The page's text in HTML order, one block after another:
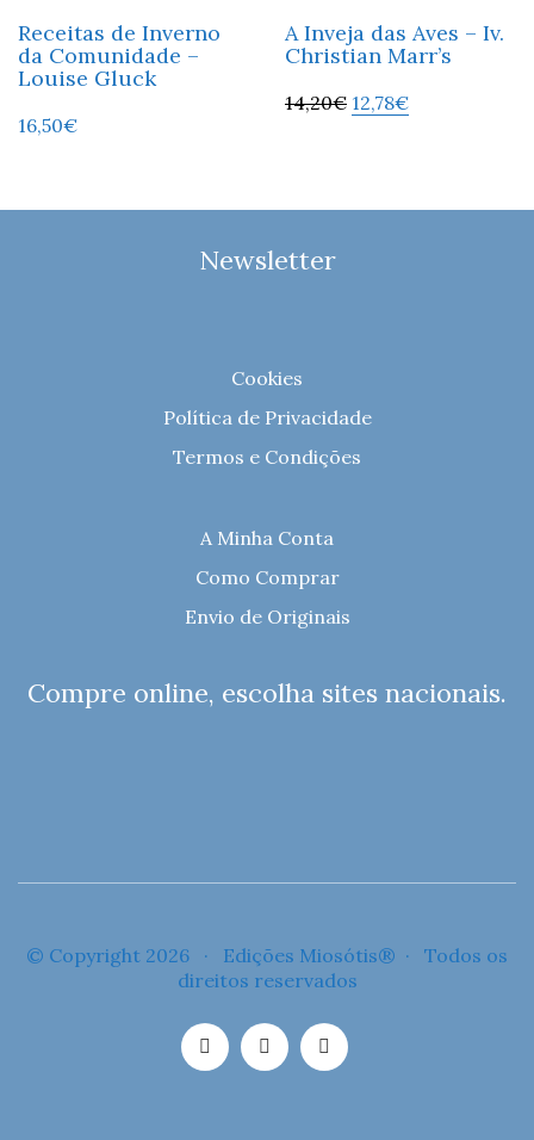
Receitas de Inverno
da Comunidade –
Louise Gluck
16,50€
A Inveja das Aves – Iv.
Christian Marr’s
14,20€ 12,78€
Newsletter
Cookies
Política de Privacidade
Termos e Condições
A Minha Conta
Como Comprar
Envio de Originais
Compre online, escolha sites nacionais.
© Copyright 2026 · Edições Miosótis® · Todos os
direitos reservados